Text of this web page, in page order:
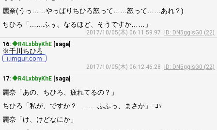
麗奈(うっ……やっぱりちひろ怒って……怒って……あれ？)
ちひろ「……ふぅ、なるほど、そうですか……」
2017/10/05(木) 06:11:59.97
ID: DN5ggIsG0 (22)
16: ◆R4LxbbyKhE [saga]
※千川ちひろ
i.imgur.com
2017/10/05(木) 06:12:46.28
ID: DN5ggIsG0 (22)
17: ◆R4LxbbyKhE [saga]
麗奈「あの、ちひろ、疲れてるの？」
ちひろ「私が、ですか？ ……ふふっ、まさか」ﾆｺｯ
麗奈「け、けどなにか」